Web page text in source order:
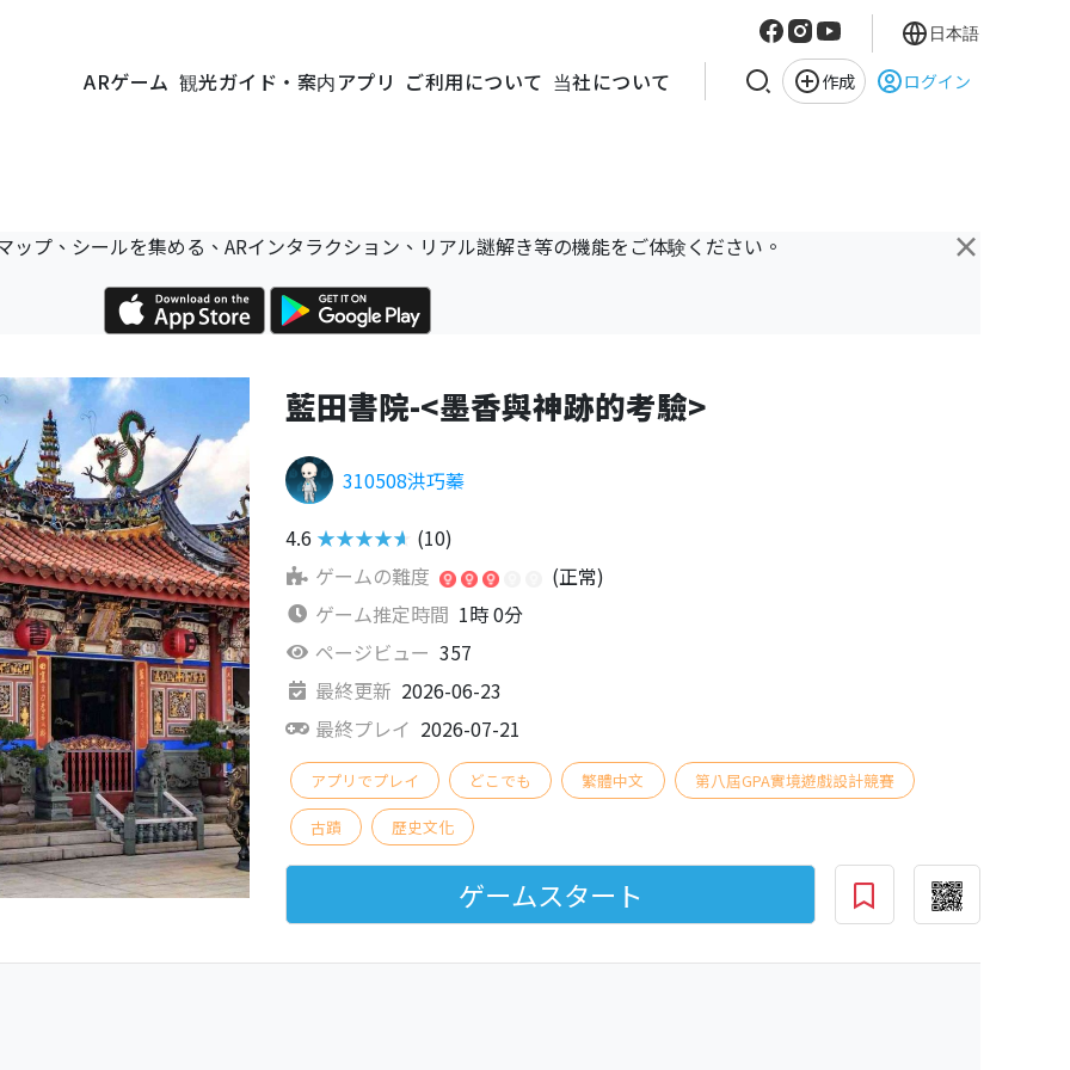
ARゲーム 観光ガイド・案内アプリ ご利用について 当社について 作成 ログイン
日本語
×
ップ、シールを集める、ARインタラクション、リアル謎解き等の機能をご体験ください。
藍田書院-<墨香與神跡的考驗>
310508洪巧蓁
4.6 ★★★★★ (10)
ゲームの難度
(正常)
ゲーム推定時間 1時 0分
ページビュー 357
最終更新 2026-06-23
最終プレイ 2026-07-21
アプリでプレイ どこでも 繁體中文 第八屆GPA實境遊戲設計競賽
古蹟 歷史文化
ゲームスタート